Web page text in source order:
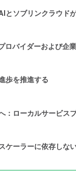
とソブリンクラウド
バイダーおよび企
歩を推進する
：ローカルサービス
ケーラーに依存し